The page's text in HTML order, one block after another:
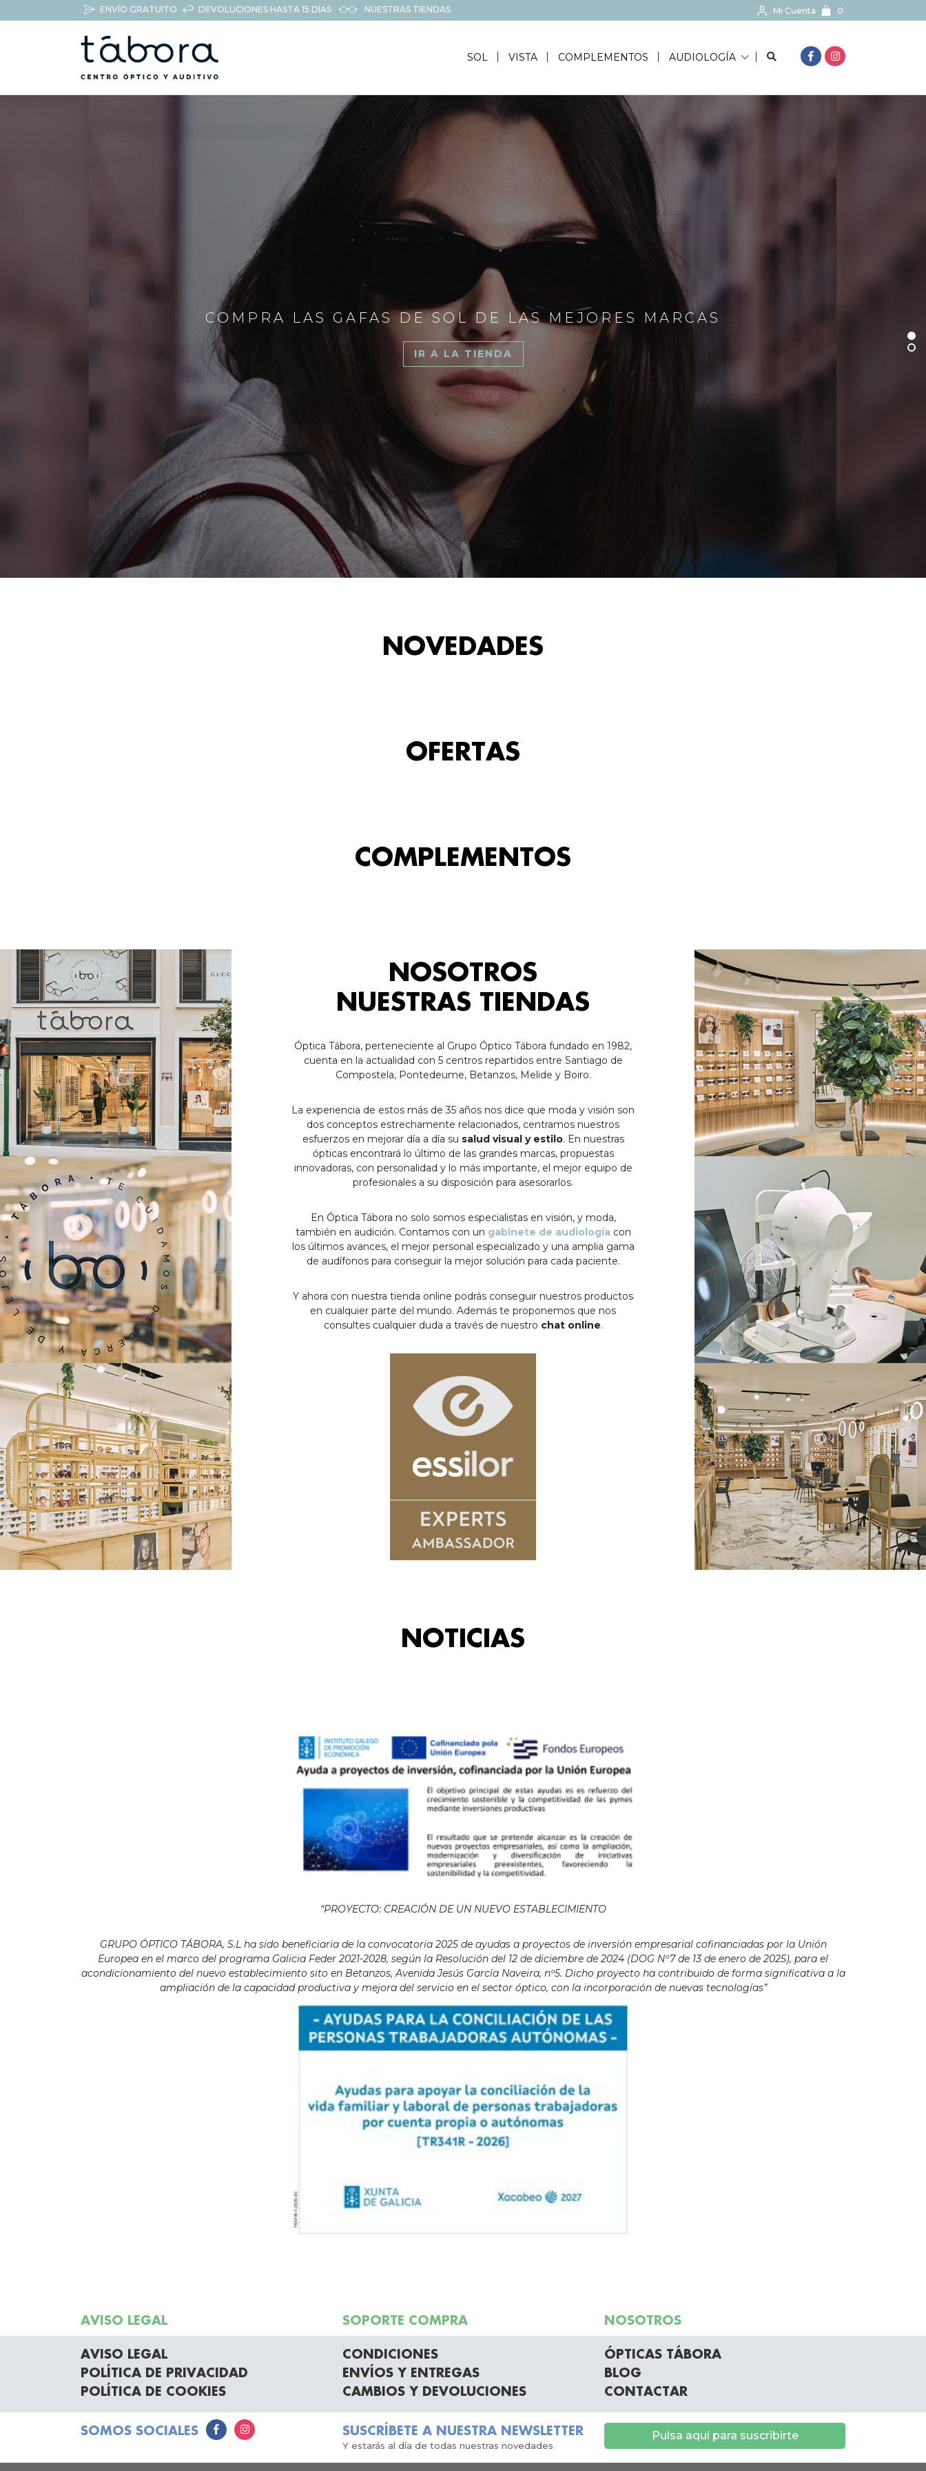
ENVÍO GRATUITO DEVOLUCIONES HASTA 15 DÍAS NUESTRAS TIENDAS Mi Cuenta 0
SOL VISTA COMPLEMENTOS AUDIOLOGÍA BUSCAR...
COMPRA LAS GAFAS DE SOL DE LAS MEJORES MARCAS
IR A LA TIENDA
NOVEDADES
OFERTAS
COMPLEMENTOS
NOSOTROS
NUESTRAS TIENDAS
Óptica Tábora, perteneciente al Grupo Óptico Tábora fundado en 1982,
cuenta en la actualidad con 5 centros repartidos entre Santiago de
Compostela, Pontedeume, Betanzos, Melide y Boiro.
La experiencia de estos más de 35 años nos dice que moda y visión son
dos conceptos estrechamente relacionados, centramos nuestros
esfuerzos en mejorar día a día su salud visual y estilo. En nuestras
ópticas encontrará lo último de las grandes marcas, propuestas
innovadoras, con personalidad y lo más importante, el mejor equipo de
profesionales a su disposición para asesorarlos.
En Óptica Tábora no solo somos especialistas en visión, y moda,
también en audición. Contamos con un gabinete de audiología con
los últimos avances, el mejor personal especializado y una amplia gama
de audífonos para conseguir la mejor solución para cada paciente.
Y ahora con nuestra tienda online podrás conseguir nuestros productos
en cualquier parte del mundo. Además te proponemos que nos
consultes cualquier duda a través de nuestro chat online.
NOTICIAS
“PROYECTO: CREACIÓN DE UN NUEVO ESTABLECIMIENTO
GRUPO ÓPTICO TÁBORA, S.L ha sido beneficiaria de la convocatoria 2025 de ayudas a proyectos de inversión empresarial cofinanciadas por la Unión
Europea en el marco del programa Galicia Feder 2021-2028, según la Resolución del 12 de diciembre de 2024 (DOG Nº7 de 13 de enero de 2025), para el
acondicionamiento del nuevo establecimiento sito en Betanzos, Avenida Jesús García Naveira, nº5. Dicho proyecto ha contribuido de forma significativa a la
ampliación de la capacidad productiva y mejora del servicio en el sector óptico, con la incorporación de nuevas tecnologías”
AVISO LEGAL SOPORTE COMPRA NOSOTROS
AVISO LEGAL
POLÍTICA DE PRIVACIDAD
POLÍTICA DE COOKIES
CONDICIONES
ENVÍOS Y ENTREGAS
CAMBIOS Y DEVOLUCIONES
ÓPTICAS TÁBORA
BLOG
CONTACTAR
SOMOS SOCIALES SUSCRÍBETE A NUESTRA NEWSLETTER
Y estarás al día de todas nuestras novedades
Pulsa aquí para suscribirte